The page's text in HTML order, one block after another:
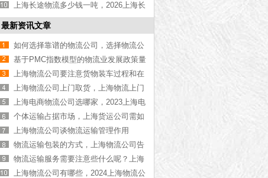
商物流价格【含最新价格】
上海长途物流多少钱一吨，2026上海长
途物流价格【含最新价格】
最新资讯文章
如何选择靠谱的物流公司，选择物流公
司的技巧分享[行业百科]
基于PMC指数模型的物流业发展政策量
化评价研究
上海物流公司要注意货物装车过程和在
途签收过程
上海物流公司上门取货，上海物流上门
取货公司推荐[最新推荐]
上海电商物流公司选哪家，2023上海电
商物流公司最新名单[全网最新]
个体运输占据市场，上海货运公司需如
何应战？
上海物流公司谈物流运输管理作用
物流运输包装的方式，上海物流公司告
诉您
物流运输服务需要注意些什么呢？上海
物流公司告诉您
上海物流公司有哪些，2024上海物流公